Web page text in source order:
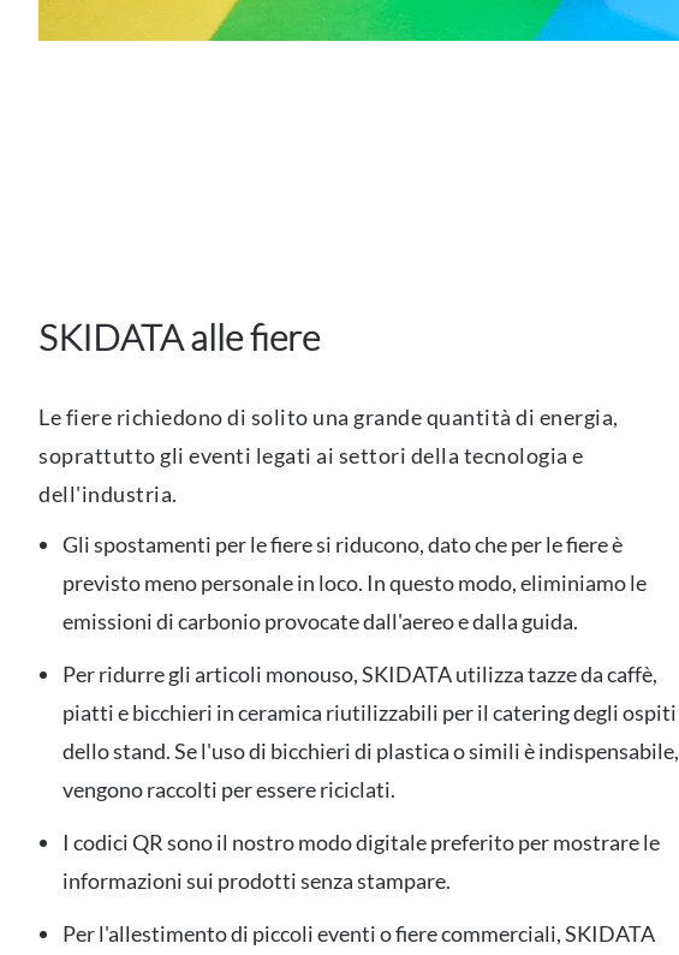
SKIDATA alle fiere
Le fiere richiedono di solito una grande quantità di energia,
soprattutto gli eventi legati ai settori della tecnologia e
dell'industria.
Gli spostamenti per le fiere si riducono, dato che per le fiere è
previsto meno personale in loco. In questo modo, eliminiamo le
emissioni di carbonio provocate dall'aereo e dalla guida.
Per ridurre gli articoli monouso, SKIDATA utilizza tazze da caffè,
piatti e bicchieri in ceramica riutilizzabili per il catering degli ospiti
dello stand. Se l'uso di bicchieri di plastica o simili è indispensabile,
vengono raccolti per essere riciclati.
I codici QR sono il nostro modo digitale preferito per mostrare le
informazioni sui prodotti senza stampare.
Per l'allestimento di piccoli eventi o fiere commerciali, SKIDATA